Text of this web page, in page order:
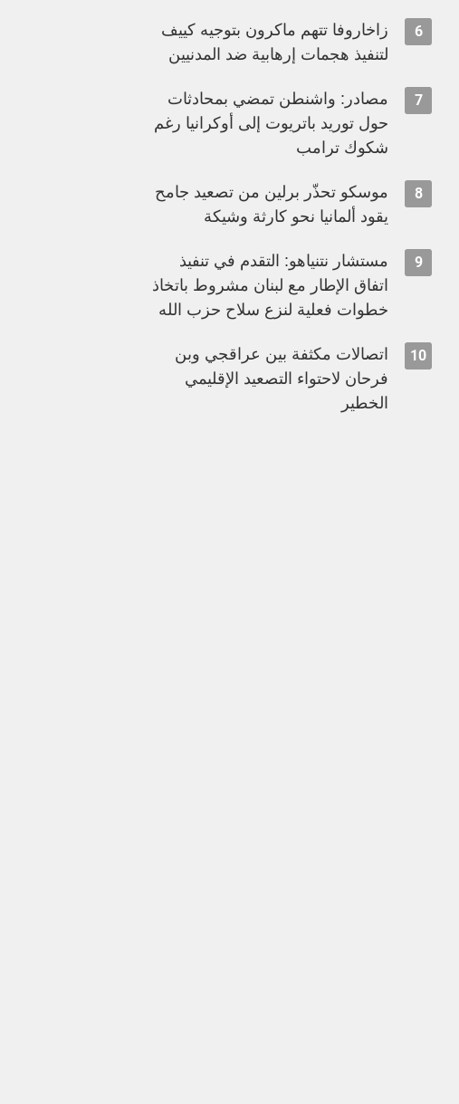
6
زاخاروفا تتهم ماكرون بتوجيه كييف
لتنفيذ هجمات إرهابية ضد المدنيين
7
مصادر: واشنطن تمضي بمحادثات
حول توريد باتريوت إلى أوكرانيا رغم
شكوك ترامب
8
موسكو تحذّر برلين من تصعيد جامح
يقود ألمانيا نحو كارثة وشيكة
9
مستشار نتنياهو: التقدم في تنفيذ
اتفاق الإطار مع لبنان مشروط باتخاذ
خطوات فعلية لنزع سلاح حزب الله
10
اتصالات مكثفة بين عراقجي وبن
فرحان لاحتواء التصعيد الإقليمي
الخطير